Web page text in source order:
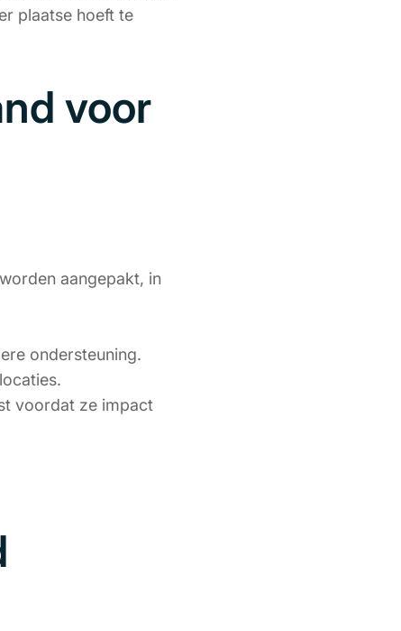
plaatse hoeft te
voor
aangepakt, in
ondersteuning.
voordat ze impact